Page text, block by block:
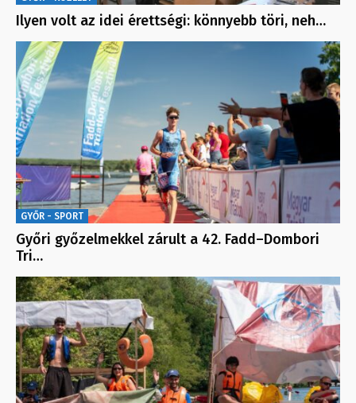
Ilyen volt az idei érettségi: könnyebb töri, neh…
GYŐR - SPORT
Győri győzelmekkel zárult a 42. Fadd–Dombori
Tri…